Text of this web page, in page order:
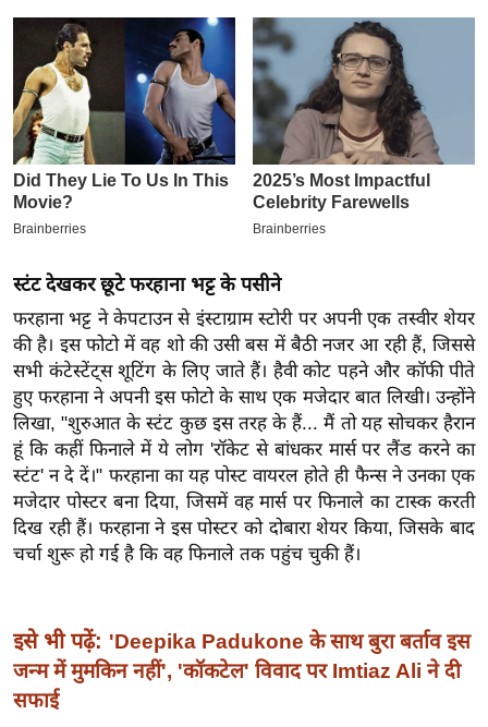
पे
प
र
मि
सा
बे
मि
सा
ल
श
ख्सि
य
त
यं
ग
या
सा
हि
स्टंट देखकर छूटे फरहाना भट्ट के पसीने
फरहाना भट्ट ने केपटाउन से इंस्टाग्राम स्टोरी पर अपनी एक तस्वीर शेयर
की है। इस फोटो में वह शो की उसी बस में बैठी नजर आ रही हैं, जिससे
सभी कंटेस्टेंट्स शूटिंग के लिए जाते हैं। हैवी कोट पहने और कॉफी पीते
हुए फरहाना ने अपनी इस फोटो के साथ एक मजेदार बात लिखी। उन्होंने
लिखा, "शुरुआत के स्टंट कुछ इस तरह के हैं... मैं तो यह सोचकर हैरान
हूं कि कहीं फिनाले में ये लोग 'रॉकेट से बांधकर मार्स पर लैंड करने का
स्टंट' न दे दें।" फरहाना का यह पोस्ट वायरल होते ही फैन्स ने उनका एक
मजेदार पोस्टर बना दिया, जिसमें वह मार्स पर फिनाले का टास्क करती
दिख रही हैं। फरहाना ने इस पोस्टर को दोबारा शेयर किया, जिसके बाद
चर्चा शुरू हो गई है कि वह फिनाले तक पहुंच चुकी हैं।
इसे भी पढ़ें: 'Deepika Padukone के साथ बुरा बर्ताव इस
जन्म में मुमकिन नहीं', 'कॉकटेल' विवाद पर Imtiaz Ali ने दी
सफाई